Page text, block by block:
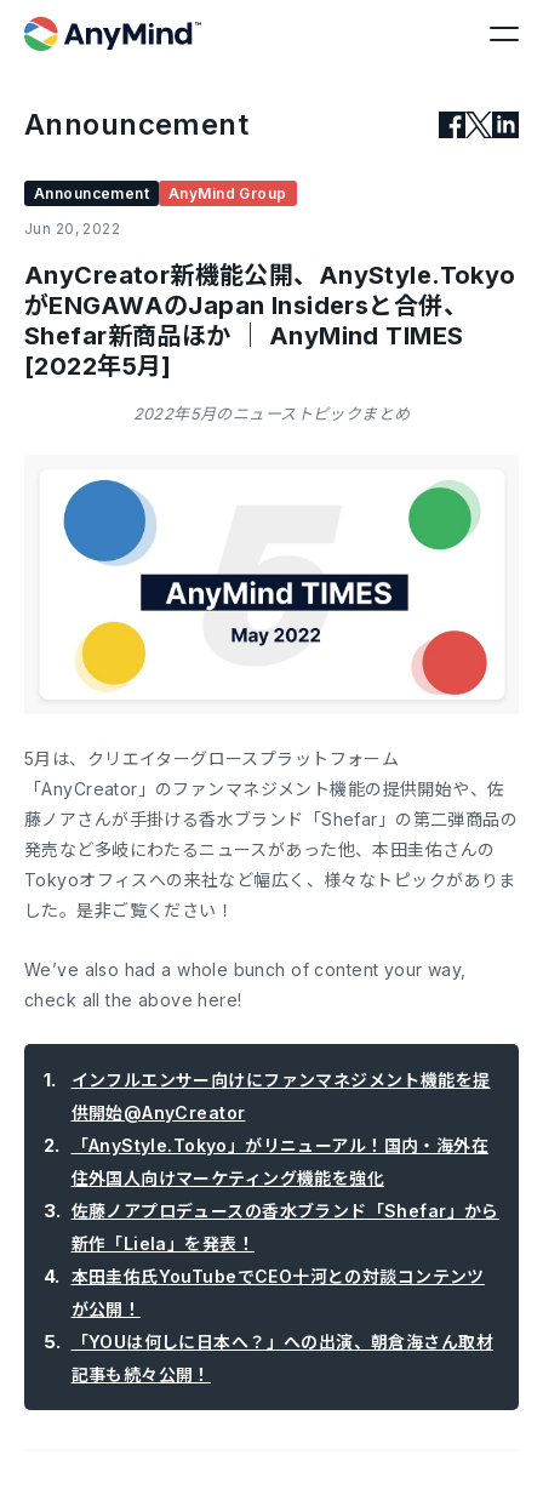
Announcement
Announcement
AnyMind Group
Jun 20, 2022
AnyCreator新機能公開、AnyStyle.Tokyo
がENGAWAのJapan Insidersと合併、
Shefar新商品ほか ｜ AnyMind TIMES
[2022年5月]
2022年5月のニューストピックまとめ
5月は、クリエイターグロースプラットフォーム
「AnyCreator」のファンマネジメント機能の提供開始や、佐
藤ノアさんが手掛ける香水ブランド「Shefar」の第二弾商品の
発売など多岐にわたるニュースがあった他、本田圭佑さんの
Tokyoオフィスへの来社など幅広く、様々なトピックがありま
した。是非ご覧ください！
We’ve also had a whole bunch of content your way,
check all the above here!
インフルエンサー向けにファンマネジメント機能を提
供開始@AnyCreator
「AnyStyle.Tokyo」がリニューアル！国内・海外在
住外国人向けマーケティング機能を強化
佐藤ノアプロデュースの香水ブランド「Shefar」から
新作「Liela」を発表！
本田圭佑氏YouTubeでCEO十河との対談コンテンツ
が公開！
「YOUは何しに日本へ？」への出演、朝倉海さん取材
記事も続々公開！